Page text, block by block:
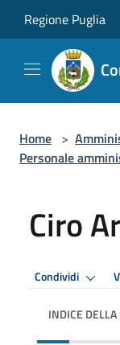
Regione Puglia
Home >
Personale
Ciro
Condividi
INDICE